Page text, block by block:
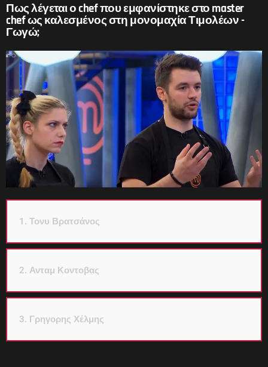
Πως λέγεται ο chef που εμφανίστηκε στο master
chef ως καλεσμένος στη μονομαχία Τιμολέων -
Γωγώ;
1. Τονυ Βρατσάνος
2. Ανταμ Κοντοβας
3. Γρηγορης Χέλμης